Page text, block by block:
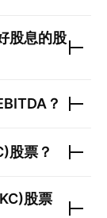
股息的股
？
股票？
股票